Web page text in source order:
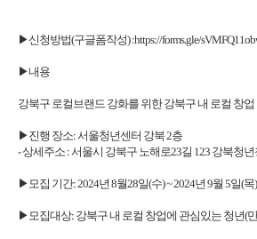
▶신청방법(구글폼작성) :https://forms.gle/
▶내용
강북구 로컬브랜드 강화를 위한 강북구 내 로컬 창
▶진행 장소: 서울청년센터 강북 2층
- 상세주소 : 서울시 강북구 노해로23길 123 강북청
▶모집 기간: 2024년 8월28일(수) ~ 2024년 9월 5일(목)
▶모집대상: 강북구 내 로컬 창업에 관심있는 청년(